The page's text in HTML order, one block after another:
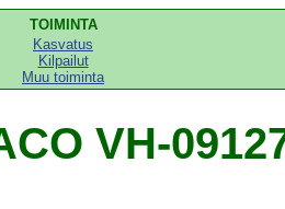
TOIMINTA
Kasvatus
Kilpailut
Muu toiminta
VH-